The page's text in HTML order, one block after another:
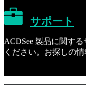
サポート
ACDSee 製品に関す
ください。お探しの